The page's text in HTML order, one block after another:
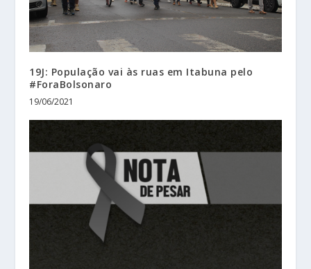
19J: População vai às ruas em Itabuna pelo
#ForaBolsonaro
19/06/2021